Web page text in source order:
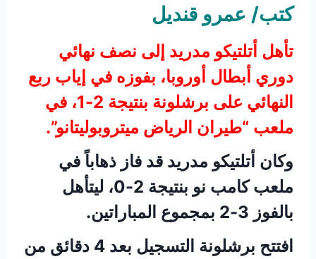
كتب/ عمرو قنديل
تأهل أتلتيكو مدريد إلى نصف نهائي
دوري أبطال أوروبا، بفوزه في إياب ربع
النهائي على برشلونة بنتيجة 2-1، في
ملعب “طيران الرياض ميتروبوليتانو”.
وكان أتلتيكو مدريد قد فاز ذهاباً في
ملعب كامب نو بنتيجة 2-0، ليتأهل
بالفوز 3-2 بمجموع المباراتين.
افتتح برشلونة التسجيل بعد 4 دقائق من